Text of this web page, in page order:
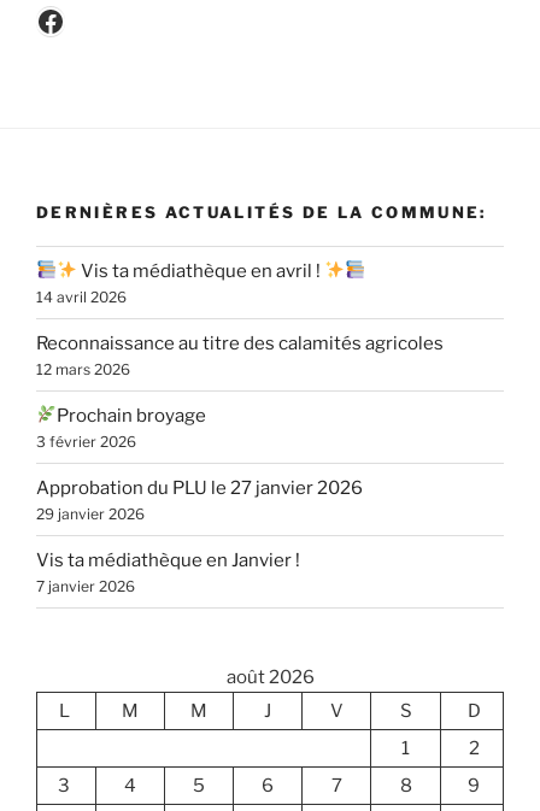
Facebook
DERNIÈRES ACTUALITÉS DE LA COMMUNE:
Vis ta médiathèque en avril !
14 avril 2026
Reconnaissance au titre des calamités agricoles
12 mars 2026
Prochain broyage
3 février 2026
Approbation du PLU le 27 janvier 2026
29 janvier 2026
Vis ta médiathèque en Janvier !
7 janvier 2026
août 2026
L
M M J V S
D
1
2
3
4 5 6 7 8
9